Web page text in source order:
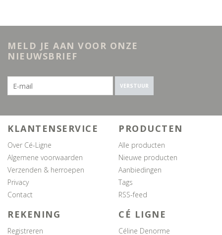
MELD JE AAN VOOR ONZE
NIEUWSBRIEF
VERSTUUR
KLANTENSERVICE
Over Cé-Ligne
Algemene voorwaarden
Verzenden & herroepen
Privacy
Contact
PRODUCTEN
Alle producten
Nieuwe producten
Aanbiedingen
Tags
RSS-feed
REKENING
Registreren
CÉ LIGNE
Céline Denorme